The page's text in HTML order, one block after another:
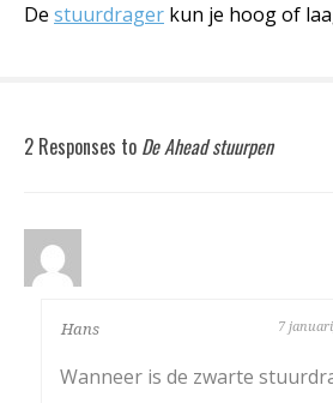
De stuurdrager kun je hoog of
2 Responses to De Ahead stuurpen
Hans 7
Wanneer is de zwarte